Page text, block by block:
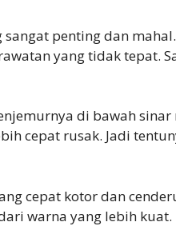
penting dan
yang tidak tepat.
di bawah
cepat rusak. Jadi
cepat kotor dan
warna yang lebih